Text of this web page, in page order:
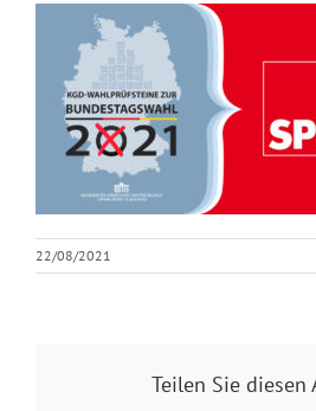
22/08/2021
Teilen Sie diesen